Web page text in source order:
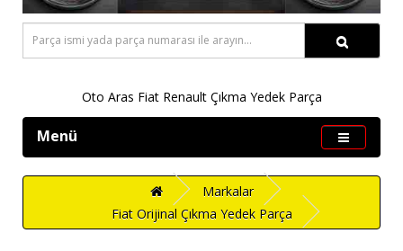
Oto Aras Fiat Renault Çıkma Yedek Parça
Menü
Markalar
Fiat Orijinal Çıkma Yedek Parça